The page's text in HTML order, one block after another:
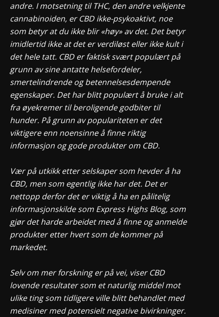
andre. I motsetning til THC, den andre velkjente
cannabinoiden, er CBD ikke-psykoaktivt, noe
som betyr at du ikke blir «høy» av det. Det betyr
imidlertid ikke at det er verdiløst eller ikke kult i
det hele tatt. CBD er faktisk svært populært på
grunn av sine antatte helsefordeler,
smertelindrende og betennelsesdempende
egenskaper. Det har blitt populært å bruke i alt
fra øyekremer til beroligende godbiter til
hunder. På grunn av populariteten er det
viktigere enn noensinne å finne riktig
informasjon og gode produkter om CBD.
Vær på utkikk etter selskaper som hevder å ha
CBD, men som egentlig ikke har det. Det er
nettopp derfor det er viktig å ha en pålitelig
informasjonskilde som Express Highs Blog, som
gjør det harde arbeidet med å finne og anmelde
produkter etter hvert som de kommer på
markedet.
Selv om mer forskning er på vei, viser CBD
lovende resultater som et naturlig middel mot
ulike ting som tidligere ville blitt behandlet med
medisiner med potensielt negative bivirkninger.